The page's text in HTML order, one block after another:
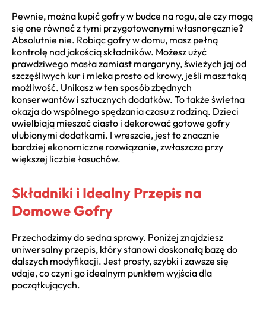
Pewnie, można kupić gofry w budce na rogu, ale czy mogą
się one równać z tymi przygotowanymi własnoręcznie?
Absolutnie nie. Robiąc gofry w domu, masz pełną
kontrolę nad jakością składników. Możesz użyć
prawdziwego masła zamiast margaryny, świeżych jaj od
szczęśliwych kur i mleka prosto od krowy, jeśli masz taką
możliwość. Unikasz w ten sposób zbędnych
konserwantów i sztucznych dodatków. To także świetna
okazja do wspólnego spędzania czasu z rodziną. Dzieci
uwielbiają mieszać ciasto i dekorować gotowe gofry
ulubionymi dodatkami. I wreszcie, jest to znacznie
bardziej ekonomiczne rozwiązanie, zwłaszcza przy
większej liczbie łasuchów.
Składniki i Idealny Przepis na
Domowe Gofry
Przechodzimy do sedna sprawy. Poniżej znajdziesz
uniwersalny przepis, który stanowi doskonałą bazę do
dalszych modyfikacji. Jest prosty, szybki i zawsze się
udaje, co czyni go idealnym punktem wyjścia dla
początkujących.